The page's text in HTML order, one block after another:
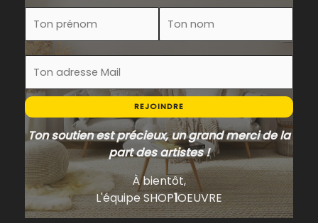
REJOINDRE
Ton soutien est précieux, un grand merci de la
part des artistes !
À bientôt,
L'équipe SHOP1OEUVRE